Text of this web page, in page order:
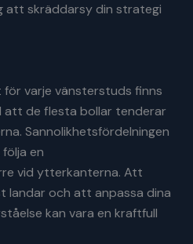
att skräddarsy din strategi
för varje vänsterstuds finns
att de flesta bollar tenderar
Sannolikhetsfördelningen
en
vid ytterkanterna. Att
och att anpassa dina
kan vara en kraftfull